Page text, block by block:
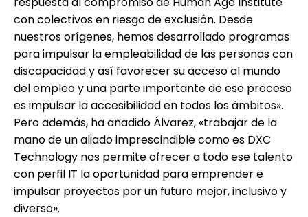
con colectivos en riesgo de exclusión. Desde
nuestros orígenes, hemos desarrollado programas
para impulsar la empleabilidad de las personas con
discapacidad y así favorecer su acceso al mundo
del empleo y una parte importante de ese proceso
es impulsar la accesibilidad en todos los ámbitos».
Pero además, ha añadido Álvarez, «trabajar de la
mano de un aliado imprescindible como es DXC
Technology nos permite ofrecer a todo ese talento
con perfil IT la oportunidad para emprender e
impulsar proyectos por un futuro mejor, inclusivo y
diverso».